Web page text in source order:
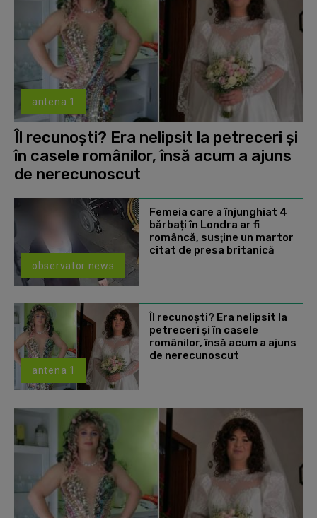
antena 1
Îl recunoști? Era nelipsit la petreceri și
în casele românilor, însă acum a ajuns
de nerecunoscut
observator news
Femeia care a înjunghiat 4
bărbați în Londra ar fi
româncă, susţine un martor
citat de presa britanică
antena 1
Îl recunoști? Era nelipsit la
petreceri și în casele
românilor, însă acum a ajuns
de nerecunoscut